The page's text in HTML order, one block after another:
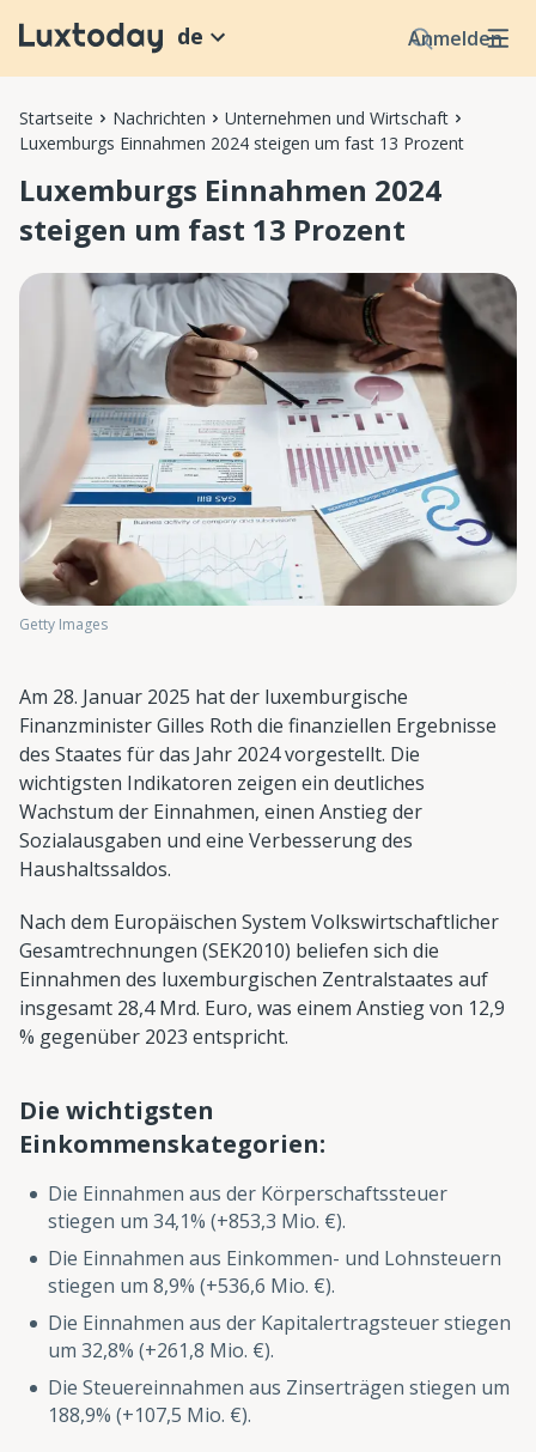
Anmelden
de
Startseite Nachrichten
Unternehmen und Wirtschaft
Luxemburgs Einnahmen 2024 steigen um fast 13 Prozent
Luxemburgs Einnahmen 2024
steigen um fast 13 Prozent
Getty Images
Am 28. Januar 2025 hat der luxemburgische
Finanzminister Gilles Roth die finanziellen Ergebnisse
des Staates für das Jahr 2024 vorgestellt. Die
wichtigsten Indikatoren zeigen ein deutliches
Wachstum der Einnahmen, einen Anstieg der
Sozialausgaben und eine Verbesserung des
Haushaltssaldos.
Nach dem Europäischen System Volkswirtschaftlicher
Gesamtrechnungen (SEK2010) beliefen sich die
Einnahmen des luxemburgischen Zentralstaates auf
insgesamt 28,4 Mrd. Euro, was einem Anstieg von 12,9
% gegenüber 2023 entspricht.
Die wichtigsten
Einkommenskategorien:
Die Einnahmen aus der Körperschaftssteuer
stiegen um 34,1% (+853,3 Mio. €).
Die Einnahmen aus Einkommen- und Lohnsteuern
stiegen um 8,9% (+536,6 Mio. €).
Die Einnahmen aus der Kapitalertragsteuer stiegen
um 32,8% (+261,8 Mio. €).
Die Steuereinnahmen aus Zinserträgen stiegen um
188,9% (+107,5 Mio. €).